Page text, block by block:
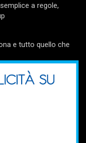
a regole,
e tutto quello che